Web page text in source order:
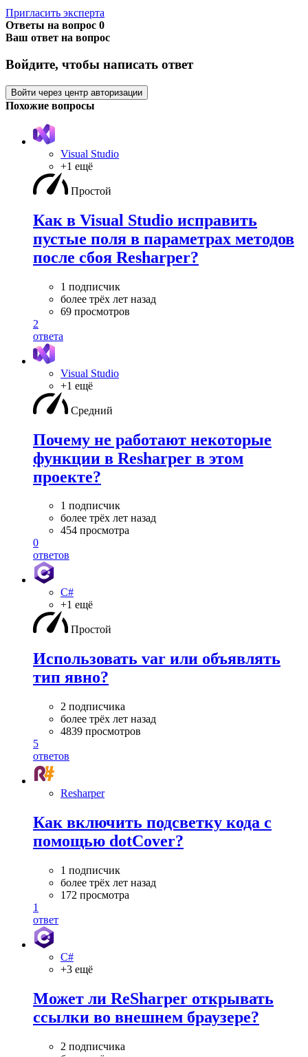
Пригласить эксперта
Ответы на вопрос 0
Ваш ответ на вопрос
Войдите, чтобы написать ответ
Войти через центр авторизации
Похожие вопросы
Visual Studio
+1 ещё
Простой
Как в Visual Studio исправить
пустые поля в параметрах методов
после сбоя Resharper?
1 подписчик
более трёх лет назад
69 просмотров
2
ответа
Visual Studio
+1 ещё
Средний
Почему не работают некоторые
функции в Resharper в этом
проекте?
1 подписчик
более трёх лет назад
454 просмотра
0
ответов
C#
+1 ещё
Простой
Использовать var или объявлять
тип явно?
2 подписчика
более трёх лет назад
4839 просмотров
5
ответов
Resharper
Как включить подсветку кода с
помощью dotCover?
1 подписчик
более трёх лет назад
172 просмотра
1
ответ
C#
+3 ещё
Может ли ReSharper открывать
ссылки во внешнем браузере?
2 подписчика